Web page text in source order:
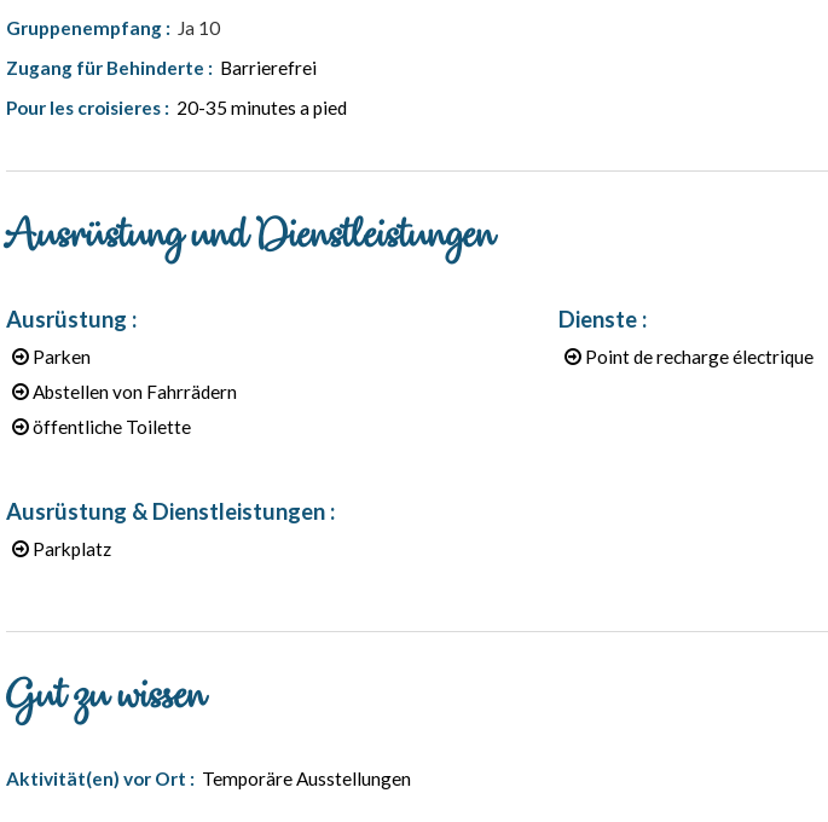
Gruppenempfang : Ja 10
Zugang für Behinderte : Barrierefrei
Pour les croisieres : 20-35 minutes a pied
Ausrüstung und Dienstleistungen
Ausrüstung :
Parken
Abstellen von Fahrrädern
öffentliche Toilette
Dienste :
Point de recharge électrique
Ausrüstung & Dienstleistungen :
Parkplatz
Gut zu wissen
Aktivität(en) vor Ort : Temporäre Ausstellungen